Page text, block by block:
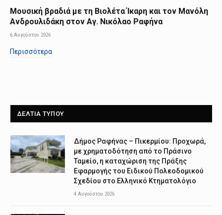
Μουσική βραδιά με τη Βιολέτα Ίκαρη και τον Μανόλη
Ανδρουλιδάκη στον Αγ. Νικόλαο Ραφήνα
6 Αυγούστου 2026
Περισσότερα
ΔΕΛΤΙΑ ΤΥΠΟΥ
Δήμος Ραφήνας – Πικερμίου: Προχωρά,
με χρηματοδότηση από το Πράσινο
Ταμείο, η καταχώριση της Πράξης
Εφαρμογής του Ειδικού Πολεοδομικού
Σχεδίου στο Ελληνικό Κτηματολόγιο
4 Αυγούστου 2026